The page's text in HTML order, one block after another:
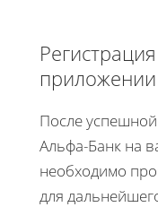
приложении
После
Альфа-Банк на
необходимо
для